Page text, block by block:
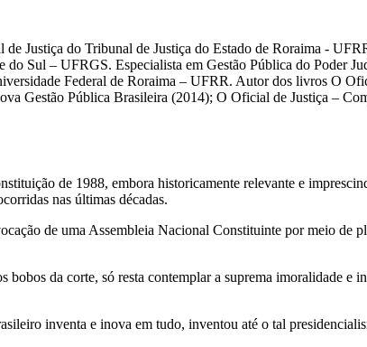
Justiça do Tribunal de Justiça do Estado de Roraima -
do Sul – UFRGS. Especialista em Gestão Pública do Poder
Federal de Roraima – UFRR. Autor dos livros O
Gestão Pública Brasileira (2014); O Oficial de Justiça –
de 1988, embora historicamente relevante e
nas últimas décadas.
de uma Assembleia Nacional Constituinte por meio de
da corte, só resta contemplar a suprema imoralidade e
inventa e inova em tudo, inventou até o tal